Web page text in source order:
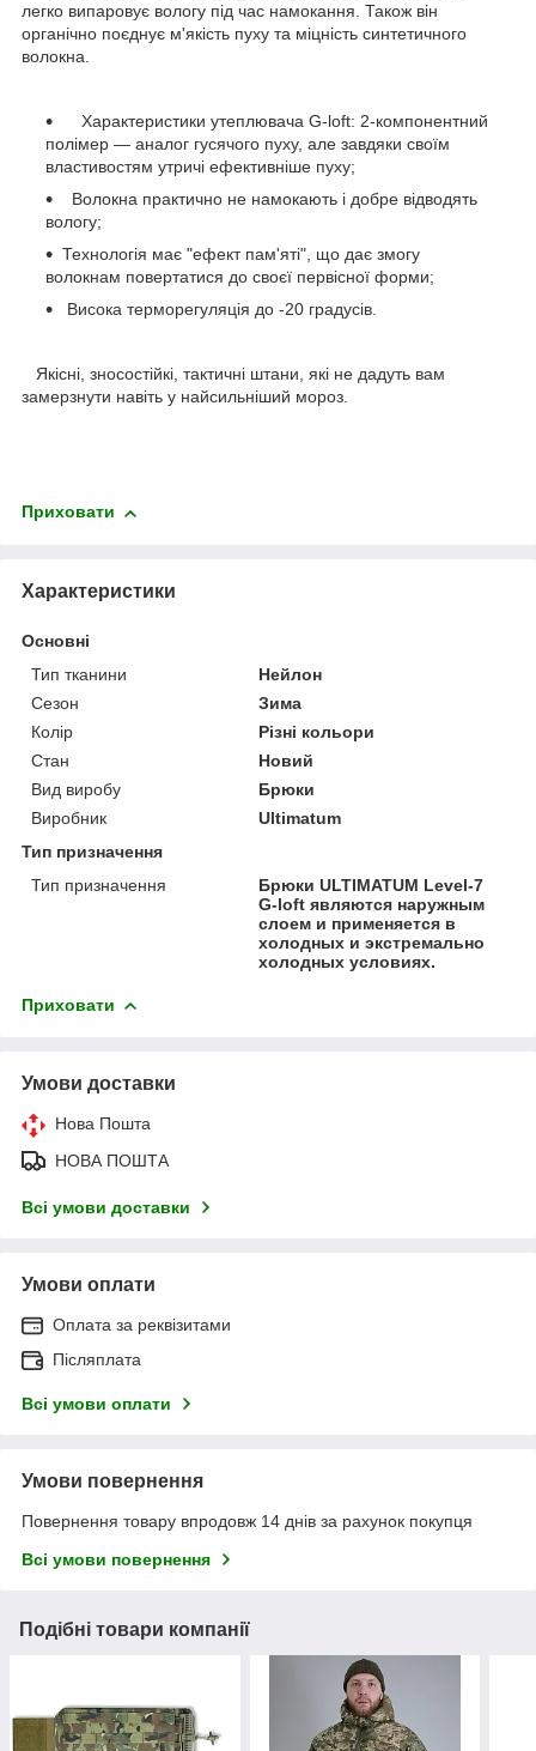
легко випаровує вологу під час намокання. Також він
органічно поєднує м'якість пуху та міцність синтетичного
волокна.
Характеристики утеплювача G-loft: 2-компонентний
полімер — аналог гусячого пуху, але завдяки своїм
властивостям утричі ефективніше пуху;
Волокна практично не намокають і добре відводять
вологу;
Технологія має "ефект пам'яті", що дає змогу
волокнам повертатися до своєї первісної форми;
Висока терморегуляція до -20 градусів.
Якісні, зносостійкі, тактичні штани, які не дадуть вам
замерзнути навіть у найсильніший мороз.
Приховати
Характеристики
Основні
Тип тканини
Нейлон
Сезон
Зима
Колір
Різні кольори
Стан
Новий
Вид виробу
Брюки
Виробник
Ultimatum
Тип призначення
Тип призначення
Брюки ULTIMATUM Level-7
G-loft являются наружным
слоем и применяется в
холодных и экстремально
холодных условиях.
Приховати
Умови доставки
Нова Пошта
НОВА ПОШТА
Всі умови доставки
Умови оплати
Оплата за реквізитами
Післяплата
Всі умови оплати
Умови повернення
Повернення товару впродовж 14 днів за рахунок покупця
Всі умови повернення
Подібні товари компанії